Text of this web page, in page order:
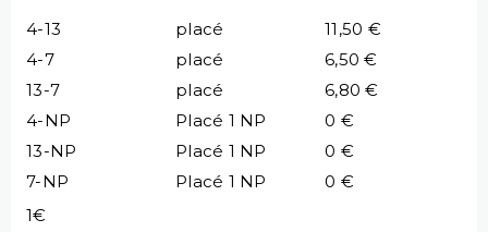
4-13
placé
11,50 €
4-7
placé
6,50 €
13-7
placé
6,80 €
4-NP
Placé 1 NP
0 €
13-NP
Placé 1 NP
0 €
7-NP
Placé 1 NP
0 €
1€